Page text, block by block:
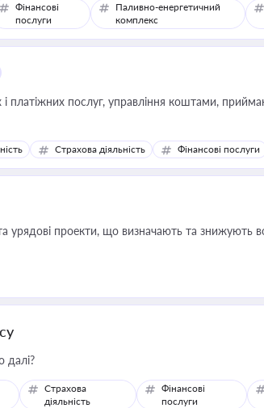
Фінансові
послуги
Паливно-енергетичний
комплекс
приймання платежів та дотримання
Страхова діяльність Фінансові послуги
урядові проекти, що визначають та знижують
далі?
Страхова
діяльність
Фінансові
послуги